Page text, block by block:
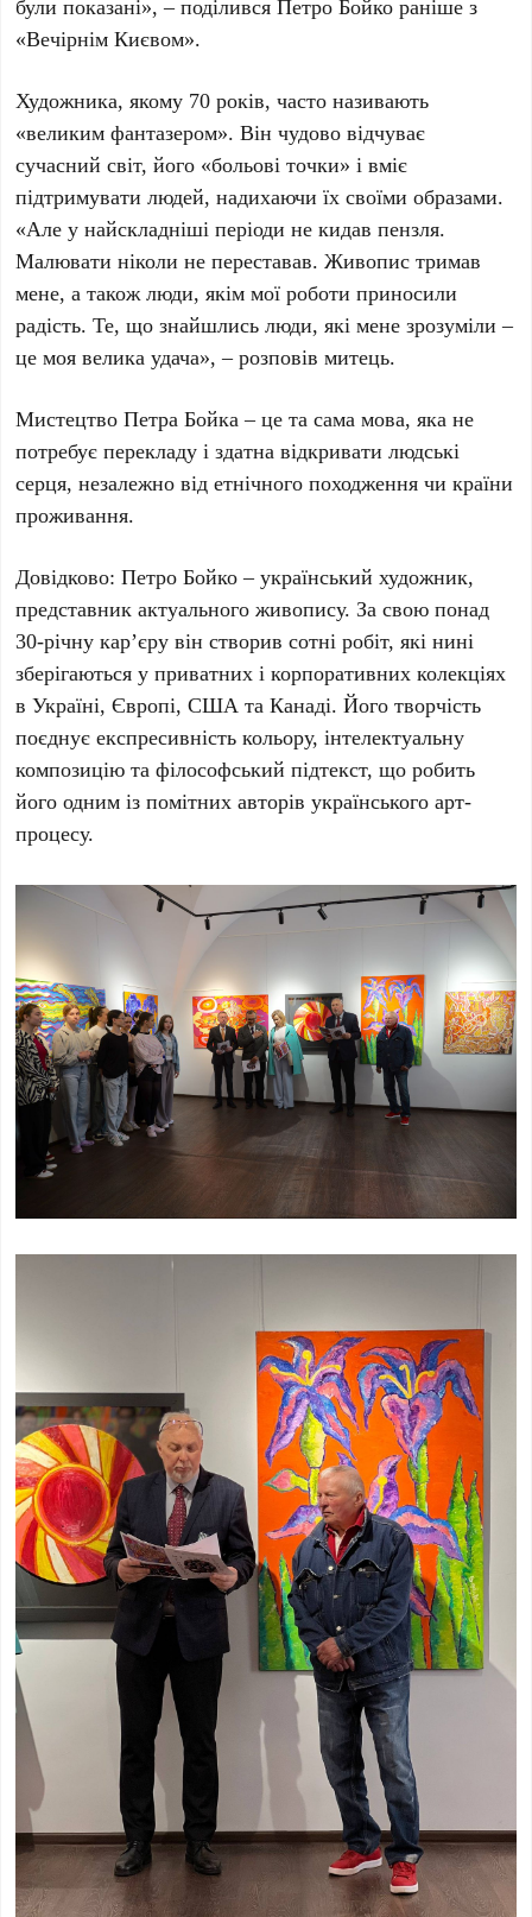
були показані», – поділивсяПетро Бойко раніше з
«Вечірнім Києвом».
Художника, якому 70 років, часто називають
«великим фантазером». Він чудово відчуває
сучасний світ, його «больові точки» і вміє
підтримувати людей, надихаючи їх своїми образами.
«Але у найскладніші періоди не кидав пензля.
Малювати ніколи не переставав. Живопис тримав
мене, а також люди, якім мої роботи приносили
радість. Те, що знайшлись люди, які мене зрозуміли –
це моя велика удача», – розповів митець.
МистецтвоПетра Бойка– це та сама мова, яка не
потребує перекладу і здатна відкривати людські
серця, незалежно від етнічного походження чи країни
проживання.
Довідково: Петро Бойко– український художник,
представник актуального живопису. За свою понад
30-річну кар’єру він створив сотні робіт, які нині
зберігаються у приватних і корпоративних колекціях
в Україні, Європі, США та Канаді. Його творчість
поєднує експресивність кольору, інтелектуальну
композицію та філософський підтекст, що робить
його одним із помітних авторів українського арт-
процесу.